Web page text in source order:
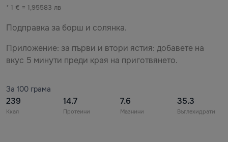
* 1 € = 1,95583 лв
Подправка за борш и солянка.
Приложение: за първи и втори ястия: добавете на
вкус 5 минути преди края на приготвянето.
За 100 грама
239
Ккал
14.7
Протеини
7.6
Мазнини
35.3
Въглехидрати